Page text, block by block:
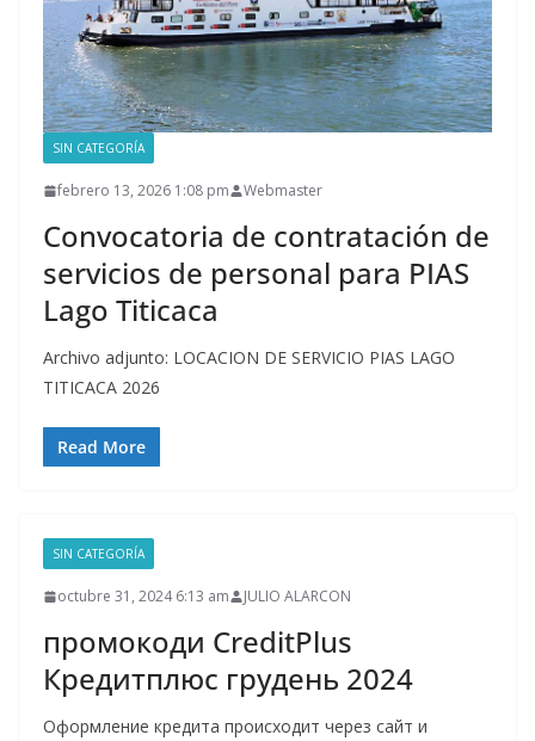
SIN CATEGORÍA
febrero 13, 2026 1:08 pm Webmaster
Convocatoria de contratación de
servicios de personal para PIAS
Lago Titicaca
Archivo adjunto: LOCACION DE SERVICIO PIAS LAGO
TITICACA 2026
Read More
SIN CATEGORÍA
octubre 31, 2024 6:13 am JULIO ALARCON
промокоди CreditPlus
Кредитплюс грудень 2024
Оформление кредита происходит через сайт и